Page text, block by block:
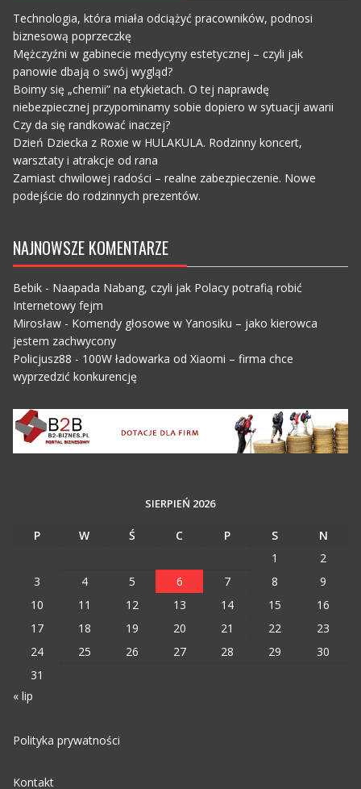
Technologia, która miała odciążyć pracowników, podnosi
biznesową poprzeczkę
Mężczyźni w gabinecie medycyny estetycznej – czyli jak
panowie dbają o swój wygląd?
Boimy się „chemii” na etykietach. O tej naprawdę
niebezpiecznej przypominamy sobie dopiero w sytuacji awarii
Czy da się randkować inaczej?
Dzień Dziecka z Roxie w HULAKULA. Rodzinny koncert,
warsztaty i atrakcje od rana
Zamiast chwilowej radości – realne zabezpieczenie. Nowe
podejście do rodzinnych prezentów.
NAJNOWSZE KOMENTARZE
Bebik- Naapada Nabang, czyli jak Polacy potrafią robić
Internetowy fejm
Mirosław- Komendy głosowe w Yanosiku – jako kierowca
jestem zachwycony
Policjusz88 - 100W ładowarka od Xiaomi – firma chce
wyprzedzić konkurencję
SIERPIEŃ 2026
P W Ś C P S
N
1
2
3
4 5 6 7 8
9
10
11 12 13 14 15
16
17
18 19 20 21 22
23
24
25 26 27 28 29
30
31
« lip
Polityka prywatności
Kontakt